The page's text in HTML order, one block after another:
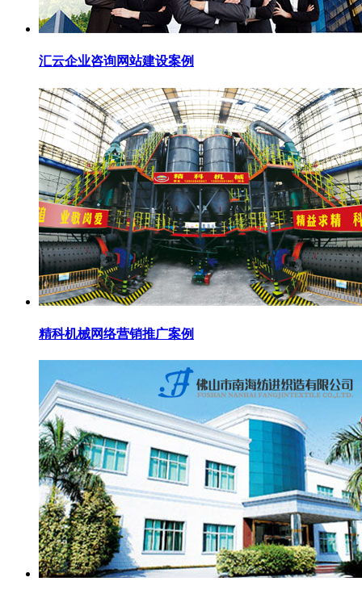
汇云企业咨询网站建设案例
精科机械网络营销推广案例